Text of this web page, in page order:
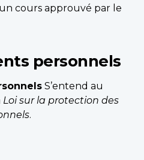
un cours approuvé par le
personnels
S’entend au
Loi sur la protection des
.